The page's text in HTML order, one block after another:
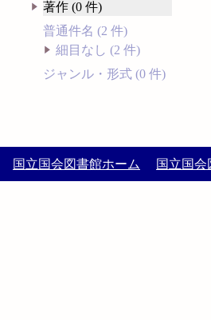
著作 (0 件)
普通件名 (2 件)
細目なし (2 件)
ジャンル・形式 (0 件)
国立国会図書館ホーム 国立国会